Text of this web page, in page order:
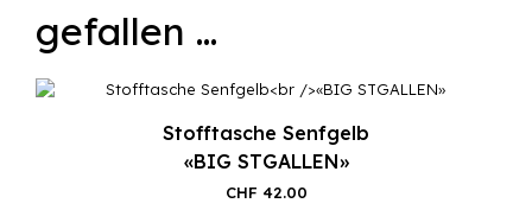
gefallen …
Stofftasche Senfgelb
«BIG STGALLEN»
CHF 42.00